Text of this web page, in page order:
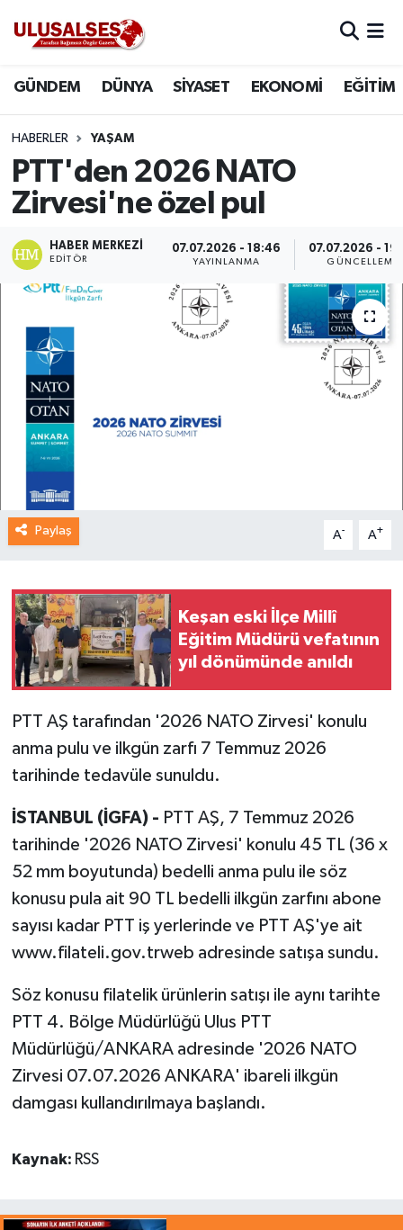
GÜNDEM DÜNYA SİYASET EKONOMİ EĞİTİM
HABERLER YAŞAM
PTT'den 2026 NATO
Zirvesi'ne özel pul
HABER MERKEZI
EDITÖR
07.07.2026 - 18:46
YAYINLANMA
07.07.2026 -
GÜNCELLEME
Paylaş A- A+
Keşan eski İlçe Millî
Eğitim Müdürü vefatının
yıl dönümünde anıldı
PTT AŞ tarafından '2026 NATO Zirvesi' konulu
anma pulu ve ilkgün zarfı 7 Temmuz 2026
tarihinde tedavüle sunuldu.
İSTANBUL (İGFA) - PTT AŞ, 7 Temmuz 2026
tarihinde '2026 NATO Zirvesi' konulu 45 TL (36 x
52 mm boyutunda) bedelli anma pulu ile söz
konusu pula ait 90 TL bedelli ilkgün zarfını abone
sayısı kadar PTT iş yerlerinde ve PTT AŞ'ye ait
www.filateli.gov.trweb adresinde satışa sundu.
Söz konusu filatelik ürünlerin satışı ile aynı tarihte
PTT 4. Bölge Müdürlüğü Ulus PTT
Müdürlüğü/ANKARA adresinde '2026 NATO
Zirvesi 07.07.2026 ANKARA' ibareli ilkgün
damgası kullandırılmaya başlandı.
Kaynak: RSS
DÜNYA
SİYASET
EKONOMİ
EĞİTİM
SAĞLIK
MAGAZİN
SPOR
Trafik Durumu
Süper Lig Puan Durumu ve Fikstür
Tüm Manşetler
Son Dakika Haberleri
Haber Arşivi